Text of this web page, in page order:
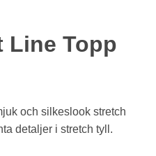
Line Topp
och silkeslook stretch
detaljer i stretch tyll.